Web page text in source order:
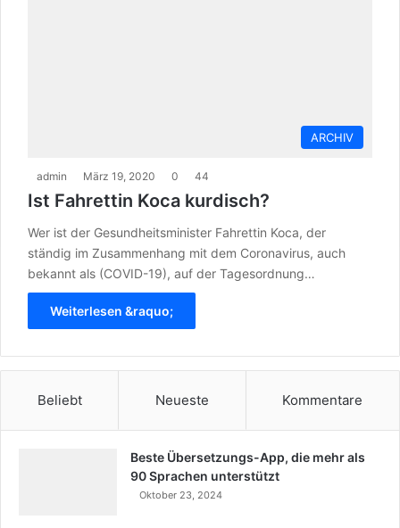
ARCHIV
admin März 19, 2020 0 44
Ist Fahrettin Koca kurdisch?
Wer ist der Gesundheitsminister Fahrettin Koca, der
ständig im Zusammenhang mit dem Coronavirus, auch
bekannt als (COVID-19), auf der Tagesordnung…
Weiterlesen &raquo;
Beliebt Neueste Kommentare
Beste Übersetzungs-App, die mehr als
90 Sprachen unterstützt
Oktober 23, 2024